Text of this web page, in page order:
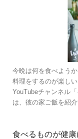
今晩は何を食べよう
料理をするのが楽し
YouTubeチャンネル
は、彼の家ご飯を紹
食べるものが健